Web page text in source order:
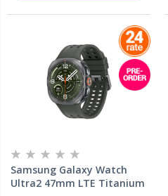
Samsung Galaxy Watch
Ultra2 47mm LTE Titanium